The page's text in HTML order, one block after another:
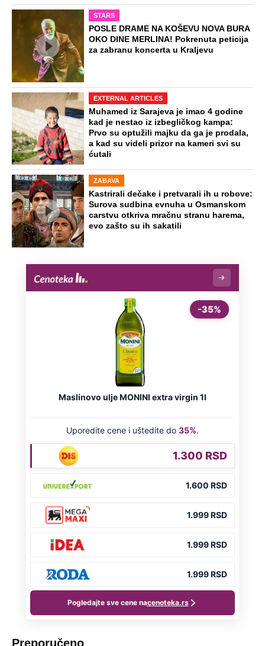
STARS
POSLE DRAME NA KOŠEVU NOVA BURA
OKO DINE MERLINA! Pokrenuta peticija
za zabranu koncerta u Kraljevu
EXTERNAL ARTICLES
Muhamed iz Sarajeva je imao 4 godine
kad je nestao iz izbegličkog kampa:
Prvo su optužili majku da ga je prodala,
a kad su videli prizor na kameri svi su
ćutali
ZABAVA
Kastrirali dečake i pretvarali ih u robove:
Surova sudbina evnuha u Osmanskom
carstvu otkriva mračnu stranu harema,
evo zašto su ih sakatili
Preporučeno